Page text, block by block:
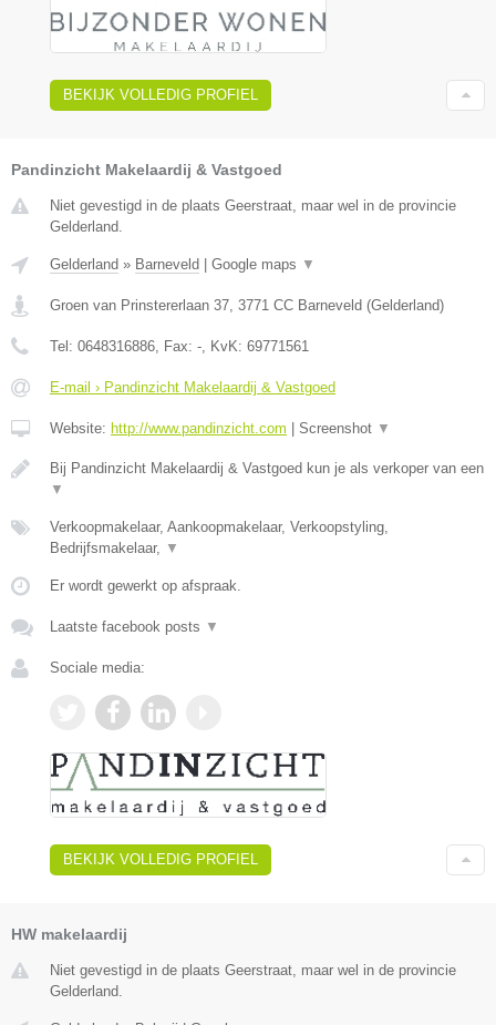
BEKIJK VOLLEDIG PROFIEL
Pandinzicht Makelaardij & Vastgoed
Niet gevestigd in de plaats Geerstraat, maar wel in de provincie
Gelderland.
Gelderland » Barneveld | Google maps ▼
Groen van Prinstererlaan 37 3771 CC Barneveld (Gelderland)
Tel: 0648316886 , Fax: - , KvK: 69771561
E-mail › Pandinzicht Makelaardij & Vastgoed
Website: http://www.pandinzicht.com | Screenshot ▼
Bij Pandinzicht Makelaardij & Vastgoed kun je als verkoper van een
▼
Verkoopmakelaar, Aankoopmakelaar, Verkoopstyling,
Bedrijfsmakelaar,
▼
Er wordt gewerkt op afspraak.
Laatste facebook posts ▼
Sociale media:
BEKIJK VOLLEDIG PROFIEL
HW makelaardij
Niet gevestigd in de plaats Geerstraat, maar wel in de provincie
Gelderland.